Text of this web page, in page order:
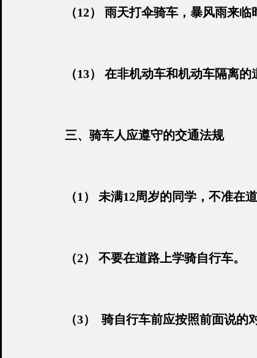
（12） 雨天打伞骑车，暴风雨来临
（13） 在非机动车和机动车隔离
三、骑车人应遵守的交通法规
（1） 未满12周岁的同学，不准在
（2） 不要在道路上学骑自行车。
（3） 骑自行车前应按照前面说的